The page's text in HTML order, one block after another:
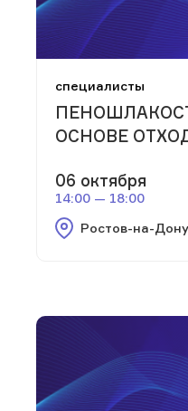
специалисты
ОСНОВЕ
06 октября
14:00 — 18:00
Ростов-на-Дону